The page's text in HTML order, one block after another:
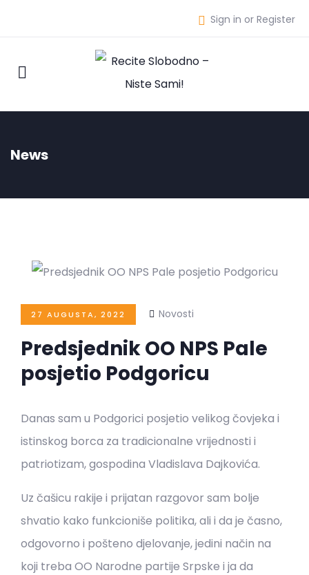
Sign in or Register
News
27 AUGUSTA, 2022 Novosti
Predsjednik OO NPS Pale
posjetio Podgoricu
Danas sam u Podgorici posjetio velikog čovjeka i
istinskog borca za tradicionalne vrijednosti i
patriotizam, gospodina Vladislava Dajkovića.
Uz čašicu rakije i prijatan razgovor sam bolje
shvatio kako funkcioniše politika, ali i da je časno,
odgovorno i pošteno djelovanje, jedini način na
koji treba OO Narodne partije Srpske i ja da